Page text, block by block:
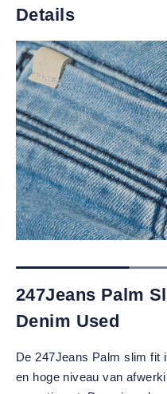
Details
247Jeans Palm
Denim Used
De 247Jeans Palm slim fit
en hoge niveau van